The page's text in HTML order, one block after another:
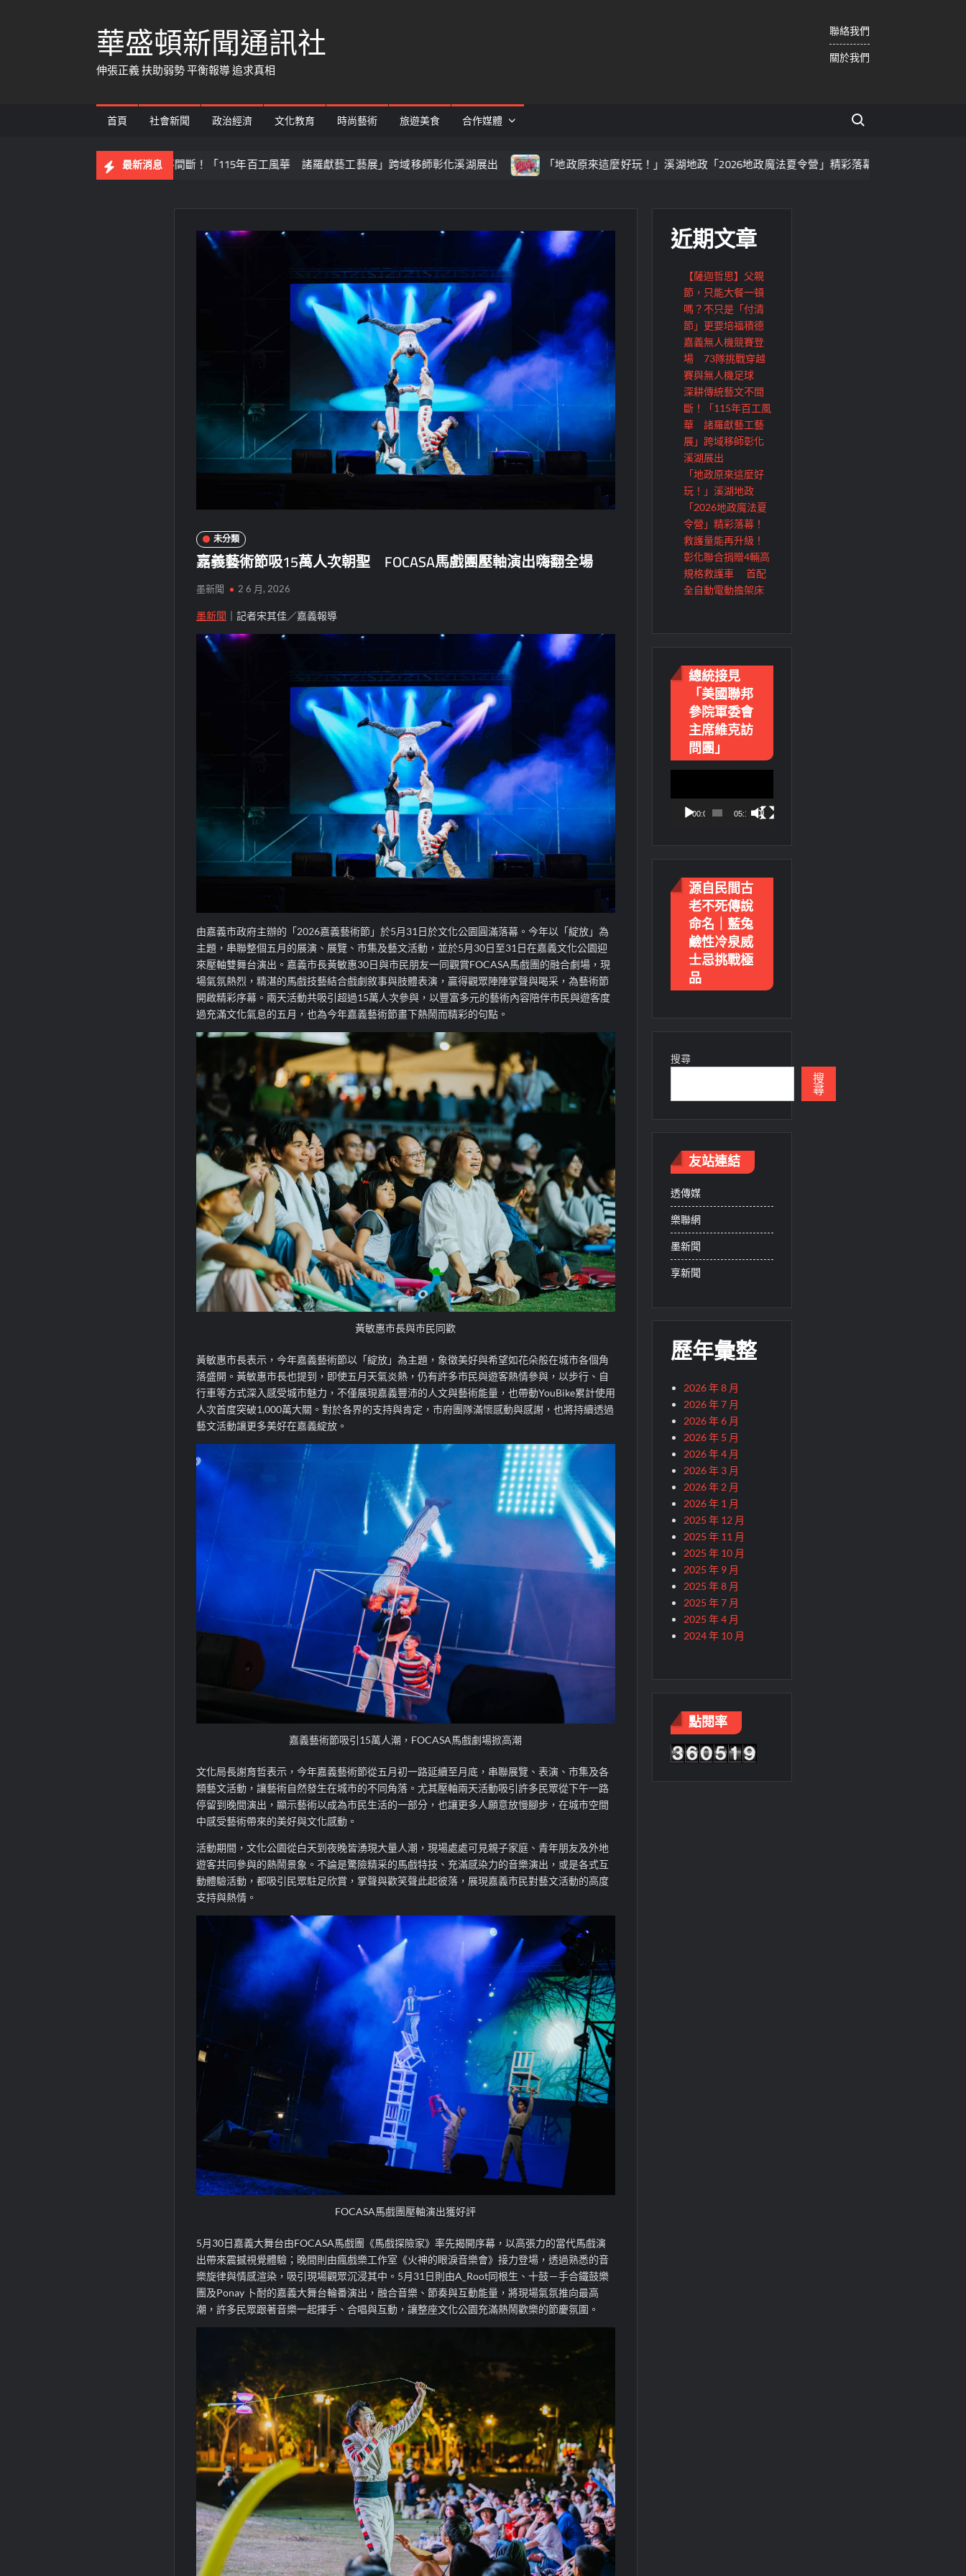
華盛頓新聞通訊社
伸張正義 扶助弱勢 平衡報導 追求真相
聯絡我們
關於我們
首頁 社會新聞 政治經濟 文化教育 時尚藝術 旅遊美食 合作媒體
Search for:
最新消息
耕傳統藝文不間斷！「115年百工風華 諸羅獻藝工藝展」跨域移師彰化溪湖展出 「地政原來這麼好玩！」溪湖地政「2026地政魔法夏令營」精彩落幕！ 救護量能再升級！彰化聯
未分類
嘉義藝術節吸15萬人次朝聖 FOCASA馬戲團壓軸演出嗨翻全場
墨新聞 2 6 月, 2026
墨新聞 ｜記者宋其佳／嘉義報導
由嘉義市政府主辦的「2026嘉義藝術節」於5月31日於文化公園圓滿落幕。今年以「綻放」為
主題，串聯整個五月的展演、展覽、市集及藝文活動，並於5月30日至31日在嘉義文化公園迎
來壓軸雙舞台演出。 嘉義市長黃敏惠30日與市民朋友一同觀賞FOCASA馬戲團的融合劇場，現
場氣氛熱烈，精湛的馬戲技藝結合戲劇敘事與肢體表演，贏得觀眾陣陣掌聲與喝采，為藝術節
開啟精彩序幕。 兩天活動共吸引超過15萬人次參與，以豐富多元的藝術內容陪伴市民與遊客度
過充滿文化氣息的五月，也為今年嘉義藝術節畫下熱鬧而精彩的句點。
黃敏惠市長與市民同歡
黃敏惠市長表示，今年嘉義藝術節以「綻放」為主題，象徵美好與希望如花朵般在城市各個角
落盛開。黃敏惠市長也提到，即使五月天氣炎熱，仍有許多市民與遊客熱情參與，以步行、自
行車等方式深入感受城市魅力，不僅展現嘉義豐沛的人文與藝術能量，也帶動YouBike累計使用
人次首度突破1,000萬大關。對於各界的支持與肯定，市府團隊滿懷感動與感謝，也將持續透過
藝文活動讓更多美好在嘉義綻放。
嘉義藝術節吸引15萬人潮，FOCASA馬戲劇場掀高潮
文化局長謝育哲表示，今年嘉義藝術節從五月初一路延續至月底，串聯展覽、表演、市集及各
類藝文活動，讓藝術自然發生在城市的不同角落。尤其壓軸兩天活動吸引許多民眾從下午一路
停留到晚間演出，顯示藝術以成為市民生活的一部分，也讓更多人願意放慢腳步，在城市空間
中感受藝術帶來的美好與文化感動。
活動期間，文化公園從白天到夜晚皆湧現大量人潮，現場處處可見親子家庭、青年朋友及外地
遊客共同參與的熱鬧景象。不論是驚險精采的馬戲特技、充滿感染力的音樂演出，或是各式互
動體驗活動，都吸引民眾駐足欣賞，掌聲與歡笑聲此起彼落，展現嘉義市民對藝文活動的高度
支持與熱情。
FOCASA馬戲團壓軸演出獲好評
5月30日嘉義大舞台由FOCASA馬戲團《馬戲探險家》率先揭開序幕，以高張力的當代馬戲演
出帶來震撼視覺體驗；晚間則由瘋戲樂工作室《火神的眼淚音樂會》接力登場，透過熟悉的音
樂旋律與情感渲染，吸引現場觀眾沉浸其中。5月31日則由A_Root同根生、十鼓－手合鐵鼓樂
團及Ponay 卜耐的嘉義大舞台輪番演出，融合音樂、節奏與互動能量，將現場氣氛推向最高
潮，許多民眾跟著音樂一起揮手、合唱與互動，讓整座文化公園充滿熱鬧歡樂的節慶氛圍。
近期文章
【薩迦哲思】父親
節，只能大餐一頓
嗎？不只是「付清
節」更要培福積德
嘉義無人機競賽登
場 73隊挑戰穿越
賽與無人機足球
深耕傳統藝文不間
斷！「115年百工風
華 諸羅獻藝工藝
展」跨域移師彰化
溪湖展出
「地政原來這麼好
玩！」溪湖地政
「2026地政魔法夏
令營」精彩落幕！
救護量能再升級！
彰化聯合捐贈4輛高
規格救護車 首配
全自動電動擔架床
總統接見
「美國聯邦
參院軍委會
主席維克訪
問團」
00:00 05:18
源自民間古
老不死傳說
命名｜藍兔
鹼性冷泉威
士忌挑戰極
品
搜尋
搜
尋
友站連結
透傳媒
樂聯網
墨新聞
享新聞
歷年彙整
2026 年 8 月
2026 年 7 月
2026 年 6 月
2026 年 5 月
2026 年 4 月
2026 年 3 月
2026 年 2 月
2026 年 1 月
2025 年 12 月
2025 年 11 月
2025 年 10 月
2025 年 9 月
2025 年 8 月
2025 年 7 月
2025 年 4 月
2024 年 10 月
點閱率